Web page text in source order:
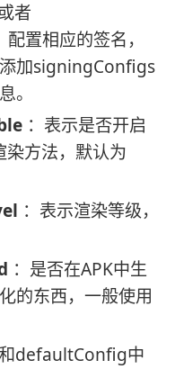
者
置相应的签名，
加signingConfigs
。
：表示是否开启
染方法，默认为
：表示渲染等级，
：是否在APK中生
的东西，一般使用
defaultConfig中